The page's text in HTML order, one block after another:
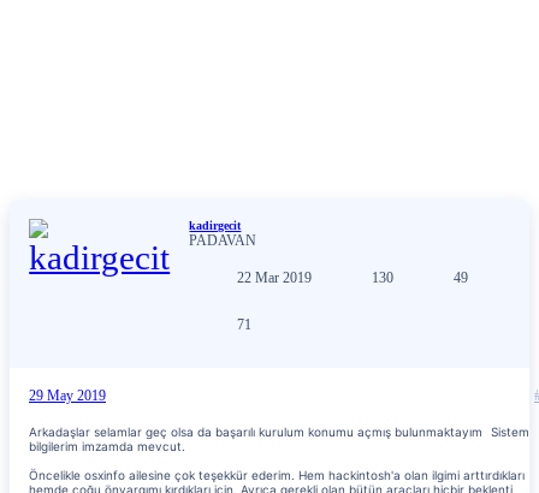
kadirgecit
PADAVAN
22 Mar 2019 130 49
71
29 May 2019
Arkadaşlar selamlar geç olsa da başarılı kurulum konumu açmış bulunmaktayım
Sistem
bilgilerim imzamda mevcut.
Öncelikle osxinfo ailesine çok teşekkür ederim. Hem hackintosh'a olan ilgimi arttırdıkları
hemde çoğu önyargımı kırdıkları için. Ayrıca gerekli olan bütün araçları hiçbir beklenti